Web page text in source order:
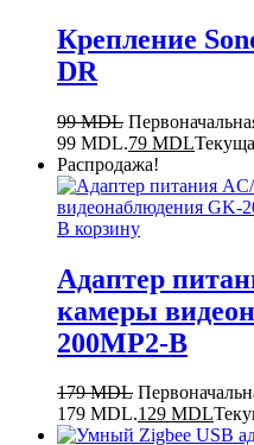
Крепление
DR
99MDL
99 MDL.79 MDL
Распродажа!
В корзину
Адаптер
камеры
200MP2-B
179MDL
179 MDL.129 MDL